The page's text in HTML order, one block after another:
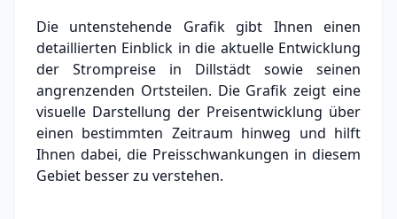
Die untenstehende Grafik gibt Ihnen einen
detaillierten Einblick in die aktuelle Entwicklung
der Strompreise in Dillstädt sowie seinen
angrenzenden Ortsteilen. Die Grafik zeigt eine
visuelle Darstellung der Preisentwicklung über
einen bestimmten Zeitraum hinweg und hilft
Ihnen dabei, die Preisschwankungen in diesem
Gebiet besser zu verstehen.